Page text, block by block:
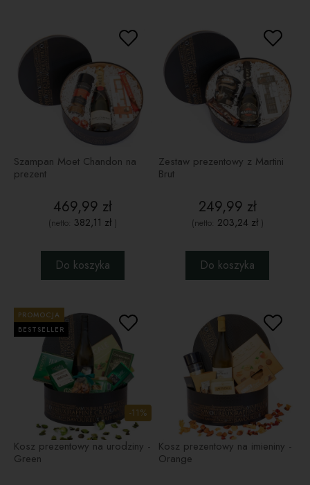
Szampan Moet Chandon na
prezent
469,99 zł
(netto: 382,11 zł )
Do koszyka
Zestaw prezentowy z Martini
Brut
249,99 zł
(netto: 203,24 zł)
Do koszyka
Kosz prezentowy na urodziny -
Green
-11%
PROMOCJA
BESTSELLER
Kosz prezentowy na imieniny -
Orange